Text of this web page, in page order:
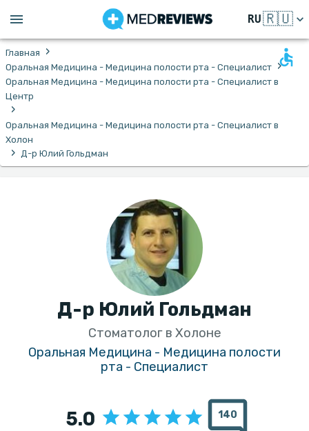
RU🇷🇺
Главная ›
Оральная Медицина - Медицина полости рта - Специалист ›
Оральная Медицина - Медицина полости рта - Специалист в
Центр
›
Оральная Медицина - Медицина полости рта - Специалист в
Холон
› Д-р Юлий Гольдман
Д-р Юлий Гольдман
Стоматолог в Холоне
Оральная Медицина - Медицина полости
рта - Специалист
5.0 140